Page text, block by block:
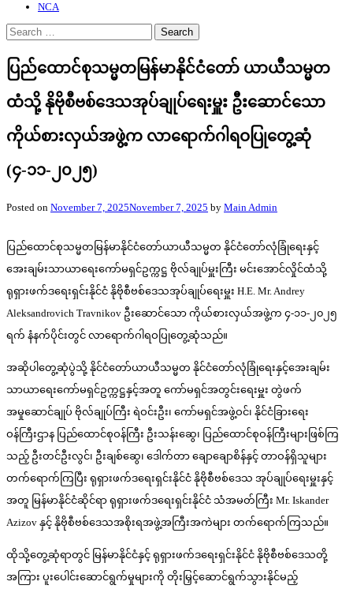
NCA
Search
for:
ပြည်ထောင်စုသမ္မတမြန်မာနိုင်ငံတော် ယာယီသမ္မတ
ထံသို့ နိုဗိုစီဗစ်ဒေသအုပ်ချုပ်ရေးမှူး ဦးဆောင်သော
ကိုယ်စားလှယ်အဖွဲ့က လာရောက်ဂါရဝပြုတွေ့ဆုံ
(၄-၁၁-၂၀၂၅)
Posted on November 7, 2025November 7, 2025 by Main Admin
ပြည်ထောင်စုသမ္မတမြန်မာနိုင်ငံတော်ယာယီသမ္မတ နိုင်ငံတော်လုံခြုံရေးနှင့်
အေးချမ်းသာယာရေးကော်မရှင်ဥက္ကဋ္ဌ ဗိုလ်ချုပ်မှူးကြီး မင်းအောင်လှိုင်ထံသို့
ရုရှားဖက်ဒရေးရှင်းနိုင်ငံ နိုဗိုစီဗစ်ဒေသအုပ်ချုပ်ရေးမှူး H.E. Mr. Andrey
Aleksandrovich Travnikov ဦးဆောင်သော ကိုယ်စားလှယ်အဖွဲ့က ၄-၁၁-၂၀၂၅
ရက် နံနက်ပိုင်းတွင် လာရောက်ဂါရဝပြုတွေ့ဆုံသည်။
အဆိုပါတွေ့ဆုံပွဲသို့ နိုင်ငံတော်ယာယီသမ္မတ နိုင်ငံတော်လုံခြုံရေးနှင့်အေးချမ်း
သာယာရေးကော်မရှင်ဥက္ကဋ္ဌနှင့်အတူ ကော်မရှင်အတွင်းရေးမှူး တွဲဖက်
အမှုဆောင်ချုပ် ဗိုလ်ချုပ်ကြီး ရဲဝင်းဦး၊ ကော်မရှင်အဖွဲ့ဝင်၊ နိုင်ငံခြားရေး
ဝန်ကြီးဌာန ပြည်ထောင်စုဝန်ကြီး ဦးသန်းဆွေ၊ ပြည်ထောင်စုဝန်ကြီးများဖြစ်ကြ
သည့် ဦးတင်ဦးလွင်၊ ဦးချစ်ဆွေ၊ ဒေါက်တာ ချောချောစိန်နှင့် တာဝန်ရှိသူများ
တက်ရောက်ကြပြီး ရုရှားဖက်ဒရေးရှင်းနိုင်ငံ နိုဗိုစီဗစ်ဒေသ အုပ်ချုပ်ရေးမှူးနှင့်
အတူ မြန်မာနိုင်ငံဆိုင်ရာ ရုရှားဖက်ဒရေးရှင်းနိုင်ငံ သံအမတ်ကြီး Mr. Iskander
Azizov နှင့် နိုဗိုစီဗစ်ဒေသအစိုးရအဖွဲ့အကြီးအကဲများ တက်ရောက်ကြသည်။
ထိုသို့တွေ့ဆုံရာတွင် မြန်မာနိုင်ငံနှင့် ရုရှားဖက်ဒရေးရှင်းနိုင်ငံ နိုဗိုစီဗစ်ဒေသတို့
အကြား ပူးပေါင်းဆောင်ရွက်မှုများကို တိုးမြှင့်ဆောင်ရွက်သွားနိုင်မည့်